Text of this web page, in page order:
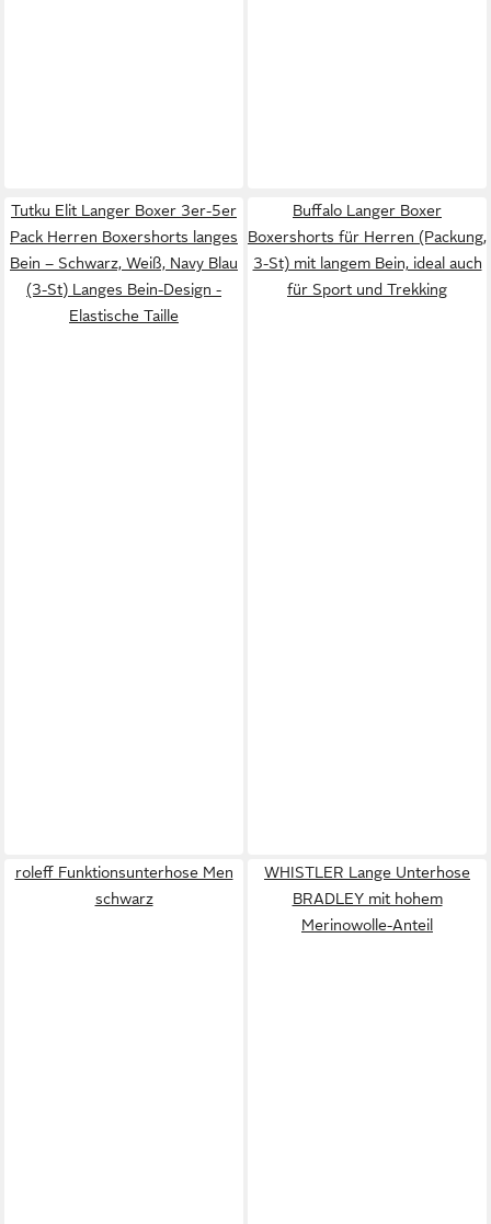
Tutku Elit Langer Boxer 3er-5er
Pack Herren Boxershorts langes
Bein – Schwarz, Weiß, Navy Blau
(3-St) Langes Bein-Design -
Elastische Taille
Buffalo Langer Boxer
Boxershorts für Herren (Packung,
3-St) mit langem Bein, ideal auch
für Sport und Trekking
roleff Funktionsunterhose Men
schwarz
WHISTLER Lange Unterhose
BRADLEY mit hohem
Merinowolle-Anteil